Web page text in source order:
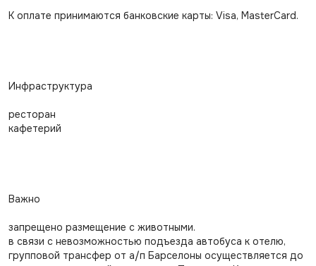
К оплате принимаются банковские карты: Visa, MasterCard.
Инфраструктура
ресторан
кафетерий
Важно
запрещено размещение с животными.
в связи с невозможностью подъезда автобуса к отелю,
групповой трансфер от а/п Барселоны осуществляется до